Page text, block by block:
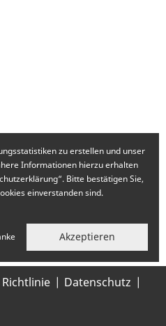
Datenschutz
zu erstellen und unser
Informationen hierzu erhalten
Bitte bestätigen Sie,
einverstanden sind.
Akzeptieren